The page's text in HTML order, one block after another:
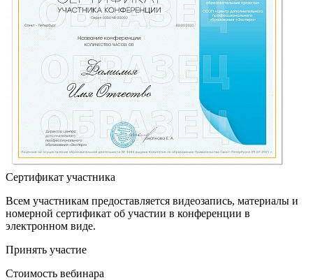
Сертификат участника
Всем участникам предоставляется видеозапись, материалы и
номерной сертификат об участии в конференции в
электронном виде.
Принять участие
Стоимость вебинара